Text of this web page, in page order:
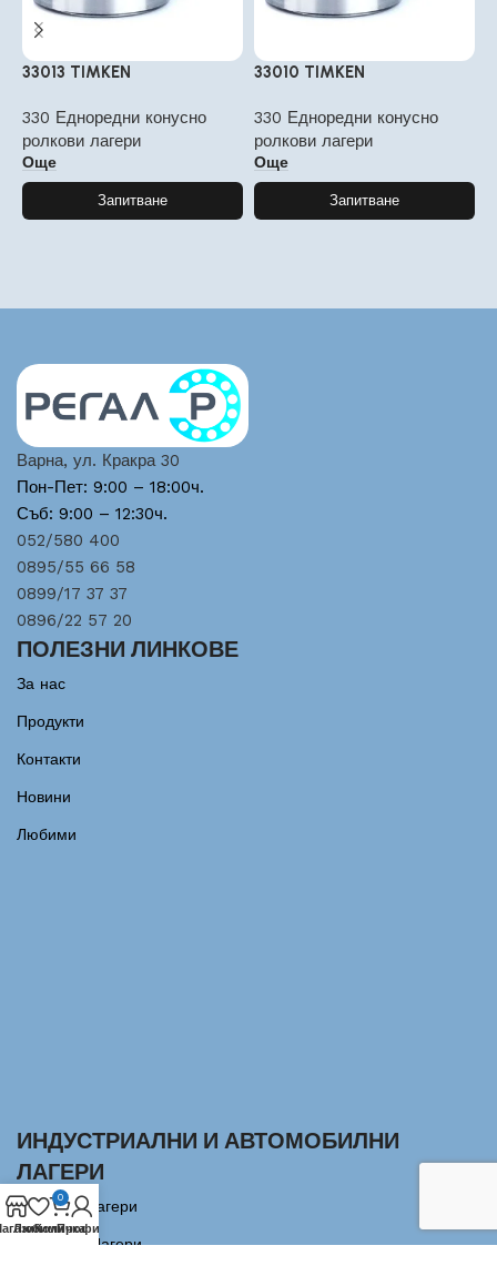
33013 TIMKEN
330 Едноредни конусно
ролкови лагери
Още
Запитване
33010 TIMKEN
330 Едноредни конусно
ролкови лагери
Още
Запитване
Варна, ул. Кракра 30
Пон-Пет: 9:00 – 18:00ч.
Съб: 9:00 – 12:30ч.
052/580 400
0895/55 66 58
0899/17 37 37
0896/22 57 20
ПОЛЕЗНИ ЛИНКОВЕ
За нас
Продукти
Контакти
Новини
Любими
ИНДУСТРИАЛНИ И АВТОМОБИЛНИ
ЛАГЕРИ
Сачмени лагери
Аксиални Лагери
Любими
0
Количка
Профил